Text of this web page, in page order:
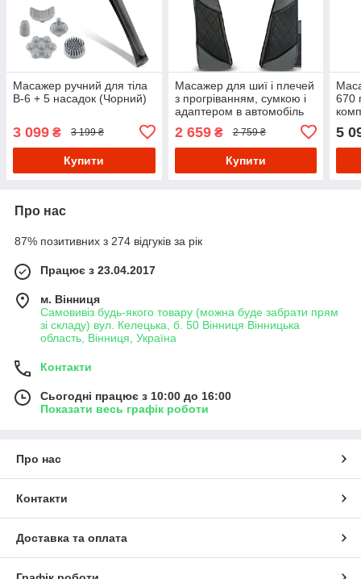
Масажер ручний для тіла
B-6 + 5 насадок (Чорний)
3 099 ₴ 3 199 ₴
Купити
Масажер для шиї і плечей
з прогріванням, сумкою і
адаптером в автомобіль
2 659₴ 2 759 ₴
Купити
670
5
Про нас
87% позитивних з 274 відгуків за рік
Працює з 23.04.2017
м. Вінниця
Самовивіз будь-якого товару (можна буде забрати прям
зі складу) вул. Келецька, б. 50 Вінниця Вінницька
область, Вінниця, Україна
Контакти
Сьогодні працює з 10:00 до 16:00
Показати весь графік роботи
Про нас
Контакти
Доставка та оплата